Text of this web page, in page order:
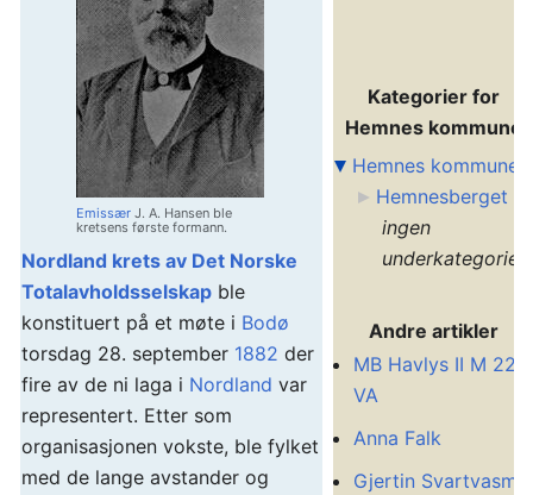
Emissær J. A. Hansen ble
kretsens første formann.
Nordland krets av Det Norske
Totalavholdsselskap ble
konstituert på et møte i Bodø
torsdag 28. september 1882 der
fire av de ni laga i Nordland var
representert. Etter som
organisasjonen vokste, ble fylket
med de lange avstander og
Kategorier for
Hemnes kommune
Hemnes kommune
Hemnesberget
ingen
underkategorier
Andre artikler
MB Havlys II M 22
VA
Anna Falk
Gjertin Svartvasmo